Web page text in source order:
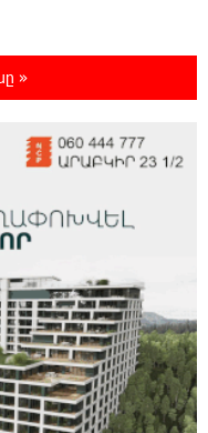
քննարկել են
ընդլայնելու
տարհանվել է 5
կերամիկայի
է մինչև
»